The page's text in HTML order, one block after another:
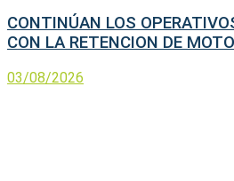
CONTINÚAN LOS
CON LA RETENCION DE
03/08/2026